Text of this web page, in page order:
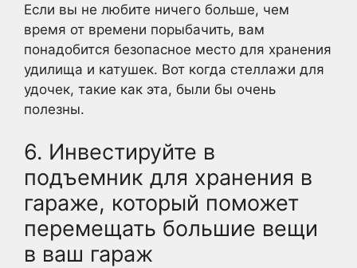
Если вы не любите ничего больше, чем
время от времени порыбачить, вам
понадобится безопасное место для хранения
удилища и катушек. Вот когда стеллажи для
удочек, такие как эта, были бы очень
полезны.
6. Инвестируйте в
подъемник для хранения в
гараже, который поможет
перемещать большие вещи
в ваш гараж